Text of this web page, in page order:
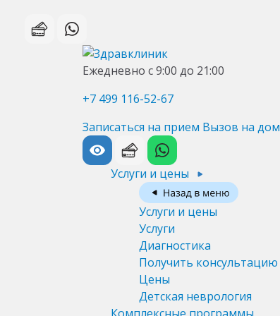
Ежедневно с 9:00 до 21:00
+7 499 116-52-67
Записаться на прием Вызов на дом
Услуги и цены
Услуги и цены
Услуги
Диагностика
Получить консультацию
Цены
Детская неврология